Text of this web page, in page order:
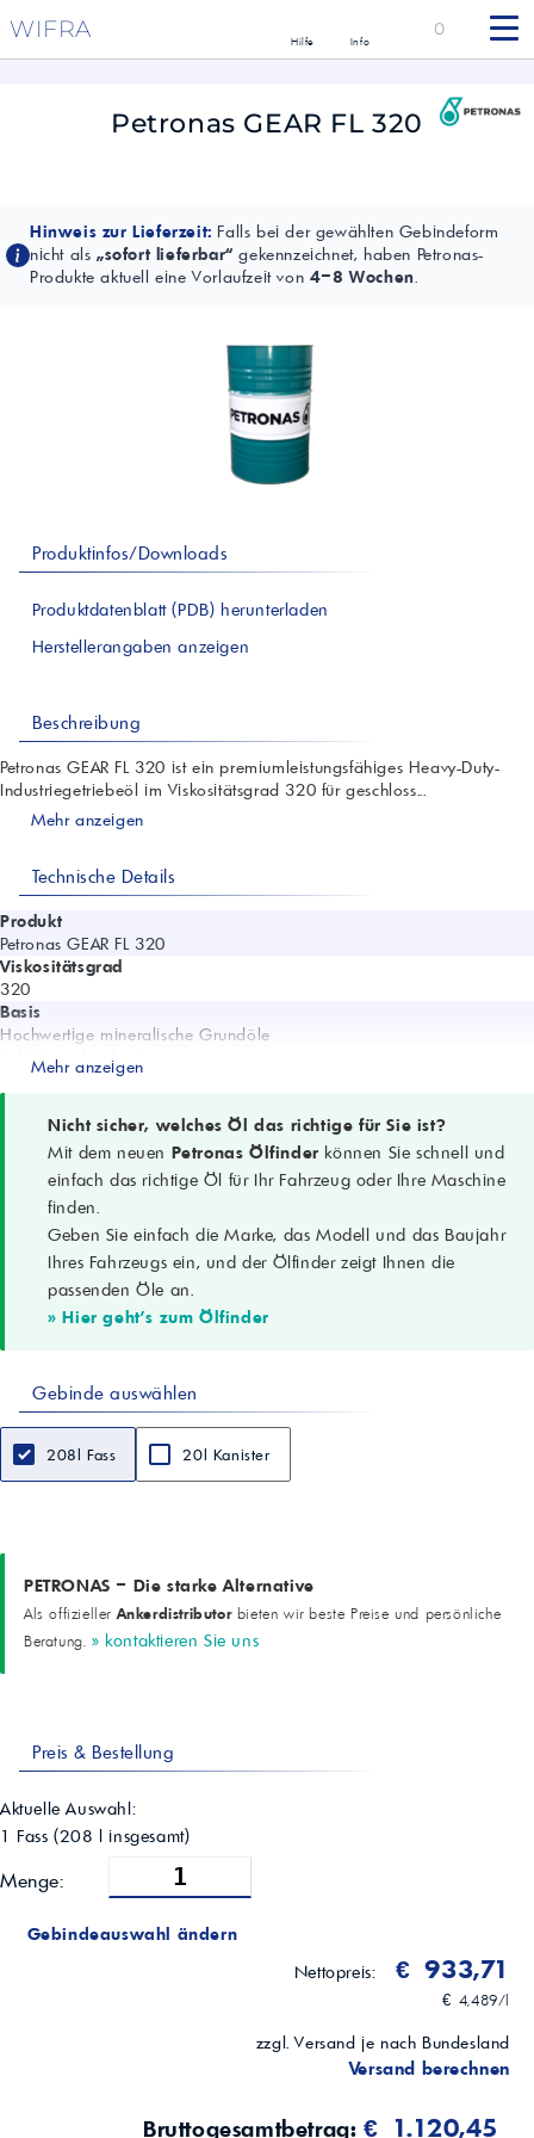
WIFRA
Petronas GEAR FL 320
Hinweis zur Lieferzeit: Falls bei der gewählten Gebindeform
nicht als „sofort lieferbar“ gekennzeichnet, haben Petronas-
Produkte aktuell eine Vorlaufzeit von 4–8 Wochen.
Produktinfos/Downloads
Produktdatenblatt (PDB) herunterladen
Herstellerangaben anzeigen
Beschreibung
Petronas GEAR FL 320 ist ein premiumleistungsfähiges Heavy-Duty-
Industriegetriebeöl im Viskositätsgrad 320 für geschloss...
Mehr anzeigen
Technische Details
Produkt
Petronas GEAR FL 320
Viskositätsgrad
320
Basis
Hochwertige mineralische Grundöle
Additivtechnologie
EP, Anti-Verschleiß, Anti-Oxidation, Rostschutz, Antischaum
Geschlossene Industriegetriebe (Stirn-, Schräg-, Kegelrad-,
Planetengetriebe); Tauch- oder Einspritzschmierung; außerhalb von
Getrieben: Wellenkupplungen, hochbelastete Gleitlager (niedrige
Betriebstemperatur
Ölmitteltemperatur bis 110 °C
Leistungslevel/Spezifikationen
DIN 51517-3; ISO 12925-1 CKC/CKD; AGMA 9005-E02; U.S. Steel
224; Fives Cincinnati Machine Gear; GM LS 2 EP Gear Oil; Flender
Gear drives – Revision 16 T 7300 Table A-a
Dichte (15 °C)
Viskosität (40 °C)
Viskosität (100 °C)
23,9 cSt
Viskositätsindex
250 °C
Pourpoint
Gesamtsäurezahl (TAN)
0,45 mgKOH/g
Wasserabscheidevermögen (40/37/3)
Schaum (Seq. I/II/III)
FZG-Schadenskraftstufe
>12
FZG-Graufleckigkeit (90 °C)
Bestanden (FVA-54)
Timken OK-Last
Schweißlast
Mehr anzeigen
Nicht sicher, welches Öl das richtige für Sie ist?
Mit dem neuen Petronas Ölfinder können Sie schnell und
einfach das richtige Öl für Ihr Fahrzeug oder Ihre Maschine
finden.
Geben Sie einfach die Marke, das Modell und das Baujahr
Ihres Fahrzeugs ein, und der Ölfinder zeigt Ihnen die
passenden Öle an.
» Hier geht's zum Ölfinder
Gebinde auswählen
208l Fass 20l Kanister
PETRONAS – Die starke Alternative
Als offiziellerAnkerdistributorbieten wir beste Preise und persönliche
Beratung. » kontaktieren Sie uns
Preis & Bestellung
Aktuelle Auswahl:
1 Fass (208 l insgesamt)
Menge:
Gebindeauswahl ändern
Nettopreis:
€ 933,71
€ 4,489/l
zzgl. Versand je nach Bundesland
Versand berechnen
Bruttogesamtbetrag: € 1.120,45